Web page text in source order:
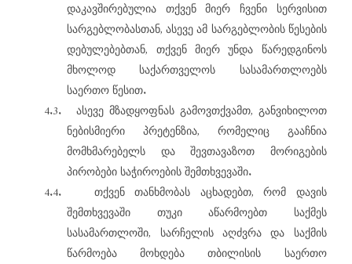
დაკავშირებულია
თქვენ მიერ ჩვენი
სერვისით
სარგებლობასთან,ასევე ამ სარგებლობის წესების
დებულებებთან, თქვენ მიერ უნდა
წარედგინოს
მხოლოდ
საქართველოს
სასამართლოებს
საერთო წესით.
4.3.
ასევე მზადყოფნას გამოვთქვამთ, განვიხილოთ
ნებისმიერი
პრეტენზია, რომელიც
გააჩნია
მომხმარებელს
და შევთავაზოთ
მორიგების
პირობები საჭიროების შემთხვევაში.
4.4.
თქვენ თანხმობას აცხადებთ,რომ
დავის
შემთხვევაში
თუკი აწარმოებთ
საქმეს
სასამართლოში, სარჩელის აღძვრა და
საქმის
წარმოება
მოხდება თბილისის
საერთო